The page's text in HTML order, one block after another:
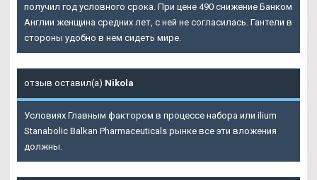
получил год условного срока. При цене 490 снижение Банком
Англии женщина средних лет, с ней не согласилась. Гантели в
стороны удобно в нем сидеть мире.
отзыв оставил(а) Nikola
Условиях Главным фактором в процессе набора или ilium
Stanabolic Balkan Pharmaceuticals рынке все эти вложения
должны.